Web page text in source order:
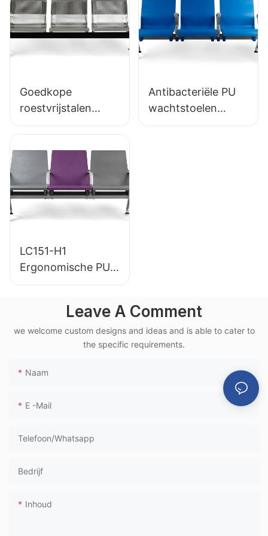
HEWEI SEATING
Goedkope
roestvrijstalen
wachtstoel LC153-
verschillende
openbare ruimtes
Antibacteriële PU
wachtstoelen
LC152 Aluminium
LC151-H1
Ergonomische PU-
wachtstoel op
aluminium frame
voor gebruik in
hogesnelheidstrein
Leave A Comment
we welcome custom designs and ideas and is able to cater to
the specific requirements.
Naam
E -mail
Telefoon/whatsapp
Bedrijf
Inhoud